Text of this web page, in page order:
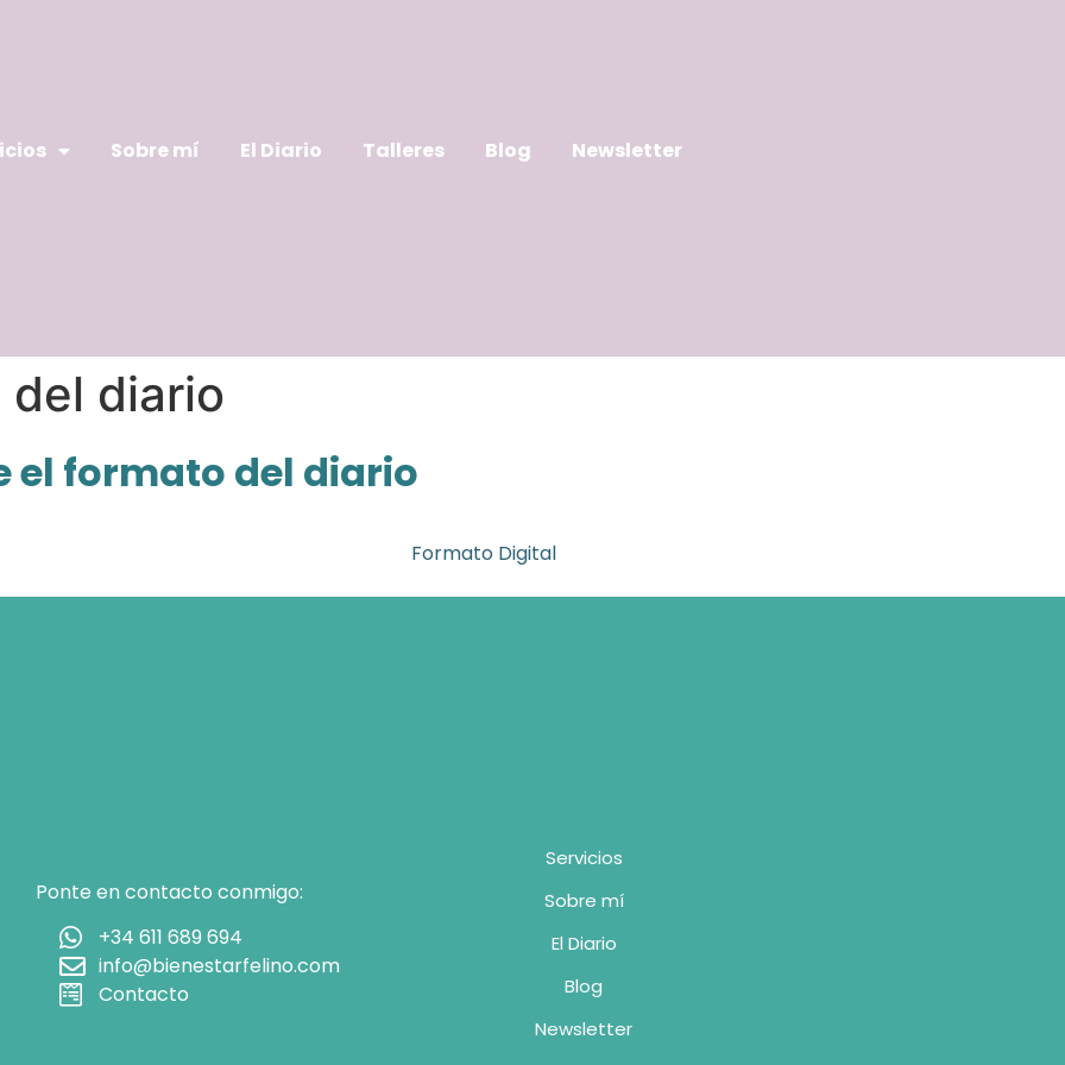
Sobre mí El Diario Talleres Blog
Newsletter
del diario
el formato del diario
Formato Digital
Ponte en contacto conmigo:
+34 611 689 694
info@bienestarfelino.com
Contacto
Servicios
Sobre mí
El Diario
Blog
Newsletter